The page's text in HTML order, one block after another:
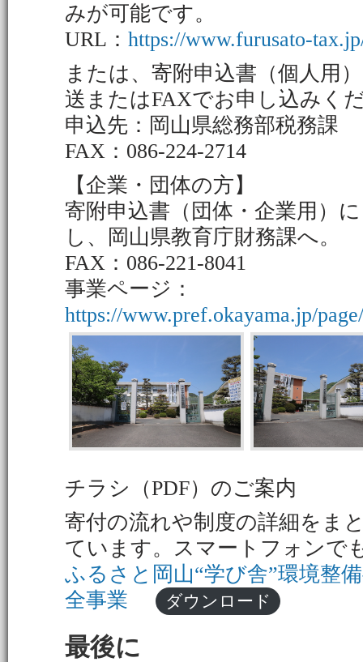
みが可能です。
URL： https://www.furusato-
または、寄附申込書（個人用
送またはFAXでお申し込みく
申込先：岡山県総務部税務課
FAX：086-224-2714
【企業・団体の方】
寄附申込書（団体・企業用）
し、岡山県教育庁財務課へ。
FAX：086-221-8041
事業ページ：
https://www.pref.okayama.jp/
チラシ（PDF）のご案内
寄付の流れや制度の詳細をま
ています。スマートフォンで
ふるさと岡山“学び舎”環境整
全事業
ダウンロード
最後に